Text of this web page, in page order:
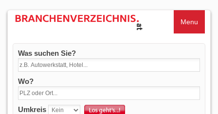
Menu
Was suchen Sie?
Wo?
Umkreis